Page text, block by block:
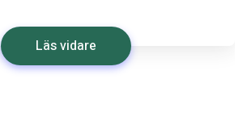
Läs vidare